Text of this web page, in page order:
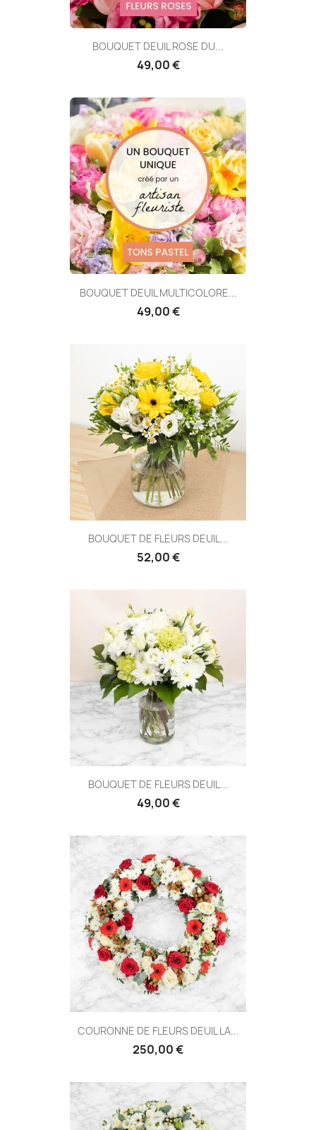
BOUQUET DEUIL ROSE DU...
49,00 €
BOUQUET DEUIL MULTICOLORE...
49,00 €
BOUQUET DE FLEURS DEUIL...
52,00 €
BOUQUET DE FLEURS DEUIL...
49,00 €
COURONNE DE FLEURS DEUIL LA...
250,00 €